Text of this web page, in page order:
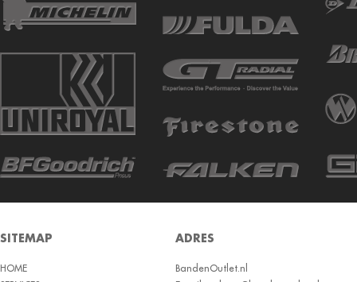
AUTOGUARD
BARUM W
BCT
BF GOODRICH
BOTO
BRIDGESTON
SITEMAP
HOME
ADRES
BandenOutlet.nl